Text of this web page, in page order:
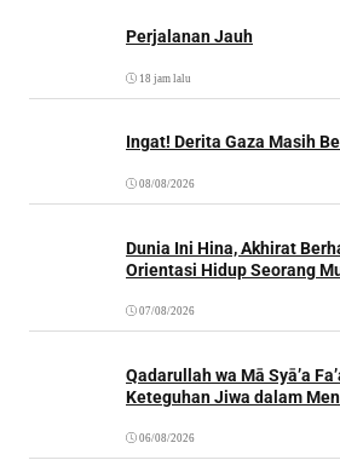
Perjalanan Jauh
18 jam lalu
Ingat! Derita Gaza Masih
08/08/2026
Dunia Ini Hina, Akhirat
Orientasi Hidup Seorang
07/08/2026
Qadarullah wa Mā Syā’a
Keteguhan Jiwa dalam
06/08/2026